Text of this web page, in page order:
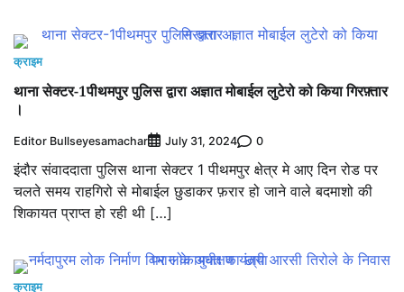
क्राइम
थाना सेक्टर-1पीथमपुर पुलिस द्वारा अज्ञात मोबाईल लुटेरो को किया गिरफ़्तार
।
Editor Bullseyesamachar July 31, 2024 0
इंदौर संवाददाता पुलिस थाना सेक्टर 1 पीथमपुर क्षेत्र मे आए दिन रोड पर
चलते समय राहगिरो से मोबाईल छुडाकर फ़रार हो जाने वाले बदमाशो की
शिकायत प्राप्त हो रही थी […]
क्राइम